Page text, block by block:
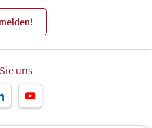
uns